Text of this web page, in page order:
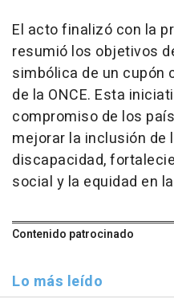
El acto finalizó con la
resumió los objetivos
simbólica de un cupón
de la ONCE. Esta
compromiso de los
mejorar la inclusión de
discapacidad,
social y la equidad en
Contenido patrocinado
Lo más leído